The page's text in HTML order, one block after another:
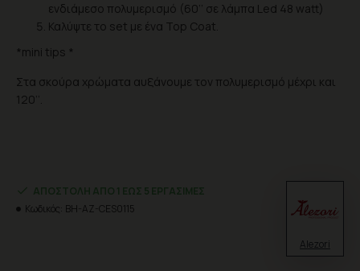
ενδιάμεσο πολυμερισμό (60’’ σε λάμπα Led 48 watt)
Καλύψτε το set με ένα Top Coat.
*mini tips *
Στα σκούρα χρώματα αυξάνουμε τον πολυμερισμό μέχρι και
120’’.
ΑΠΟΣΤΟΛΉ ΑΠΌ 1 ΈΩΣ 5 ΕΡΓΆΣΙΜΕΣ
Κωδικός: BH-AZ-CES0115
Alezori